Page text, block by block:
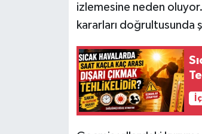
izlemesine neden
kararları doğrultusunda